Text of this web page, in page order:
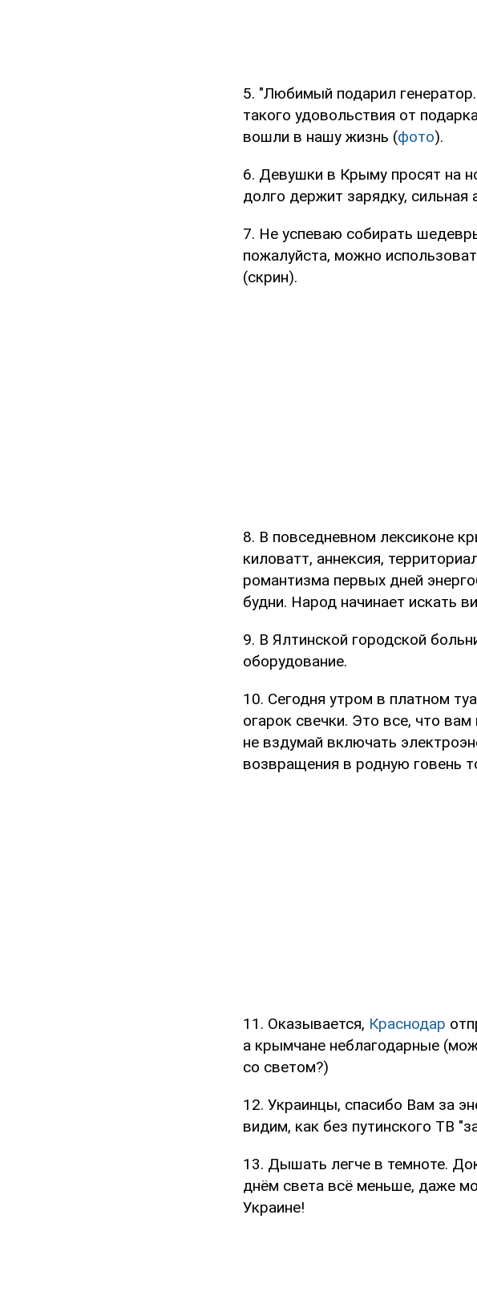
5. "Любимый подарил
такого удовольствия от
вошли в нашу жизнь (фото).
6. Девушки в Крыму просят на
долго держит зарядку, сильная
7. Не успеваю собирать
пожалуйста, можно
(скрин).
8. В повседневном лексиконе
киловатт, аннексия,
романтизма первых дней
будни. Народ начинает искать
9. В Ялтинской городской
оборудование.
10. Сегодня утром в платном
огарок свечки. Это все, что
не вздумай включать
возвращения в родную говень
11. Оказывается, Краснодар
а крымчане неблагодарные
со светом?)
12. Украинцы, спасибо Вам за
видим, как без путинского ТВ
13. Дышать легче в темноте.
днём света всё меньше, даже
Украине!